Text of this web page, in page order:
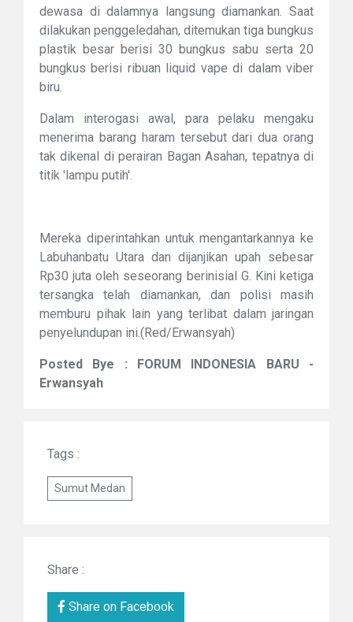
dewasa di dalamnya langsung diamankan. Saat
dilakukan penggeledahan, ditemukan tiga bungkus
plastik besar berisi 30 bungkus sabu serta 20
bungkus berisi ribuan liquid vape di dalam viber
biru.
Dalam interogasi awal, para pelaku mengaku
menerima barang haram tersebut dari dua orang
tak dikenal di perairan Bagan Asahan, tepatnya di
titik 'lampu putih'.
Mereka diperintahkan untuk mengantarkannya ke
Labuhanbatu Utara dan dijanjikan upah sebesar
Rp30 juta oleh seseorang berinisial G. Kini ketiga
tersangka telah diamankan, dan polisi masih
memburu pihak lain yang terlibat dalam jaringan
penyelundupan ini.(Red/Erwansyah)
Posted Bye : FORUM INDONESIA BARU -
Erwansyah
Tags :
Sumut Medan
Share :
Share on Facebook